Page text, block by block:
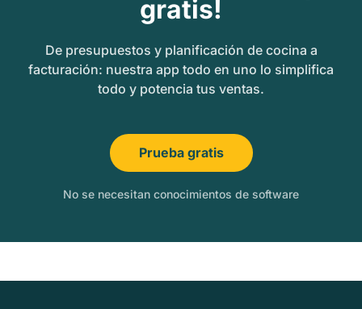
gratis!
De presupuestos y planificación de cocina a
facturación: nuestra app todo en uno lo simplifica
todo y potencia tus ventas.
Prueba gratis
No se necesitan conocimientos de software